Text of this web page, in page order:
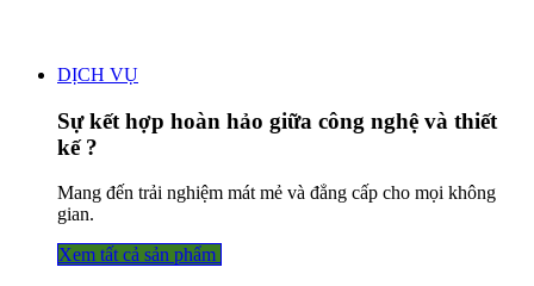
DỊCH VỤ
Sự kết hợp hoàn hảo giữa công nghệ và thiết
kế ?
Mang đến trải nghiệm mát mẻ và đẳng cấp cho mọi không
gian.
Xem tất cả sả​​​​n phẩm